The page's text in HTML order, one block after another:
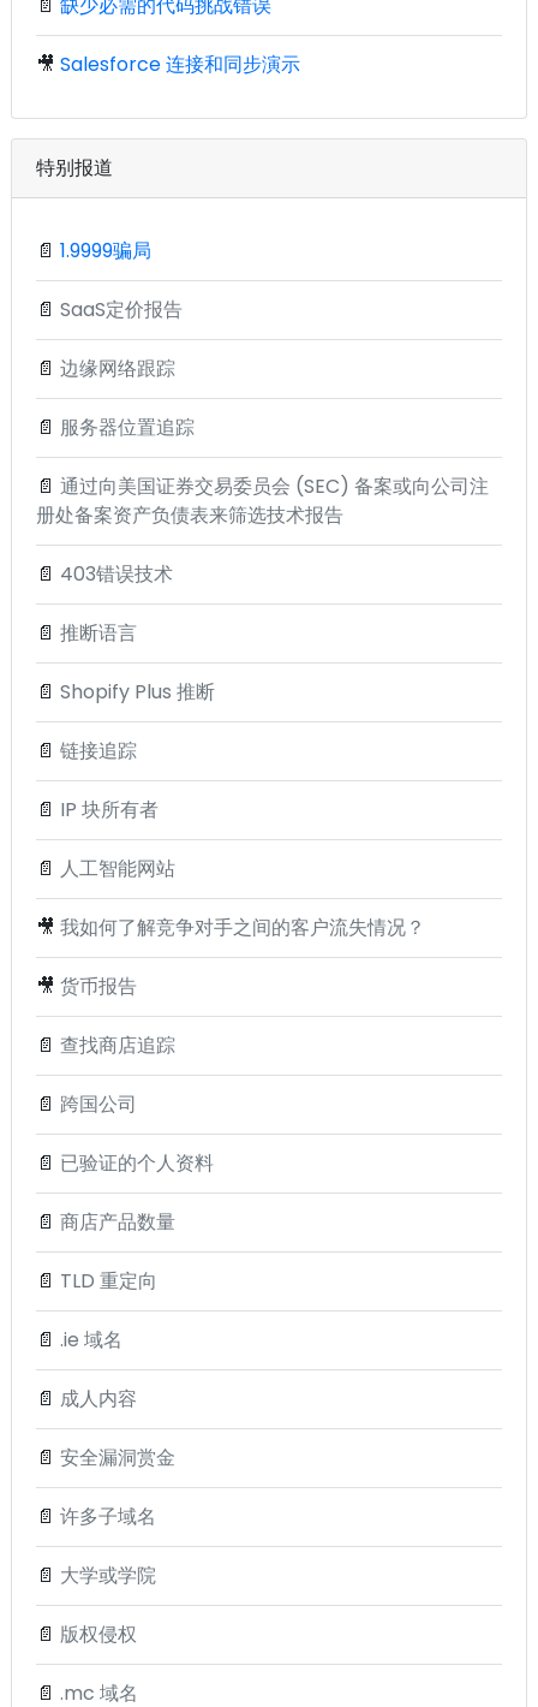
🎥 Salesforce 连接和同步演示
特别报道
📄 1.9999骗局
📄 SaaS定价报告
📄 边缘网络跟踪
📄 服务器位置追踪
📄 通过向美国证券交易委员会 (SEC) 备案或向公司注
册处备案资产负债表来筛选技术报告
📄 403错误技术
📄 推断语言
📄 Shopify Plus 推断
📄 链接追踪
📄 IP 块所有者
📄 人工智能网站
🎥 我如何了解竞争对手之间的客户流失情况？
🎥 货币报告
📄 查找商店追踪
📄 跨国公司
📄 已验证的个人资料
📄 商店产品数量
📄 TLD 重定向
📄 .ie 域名
📄 成人内容
📄 安全漏洞赏金
📄 许多子域名
📄 大学或学院
📄 版权侵权
📄 .mc 域名